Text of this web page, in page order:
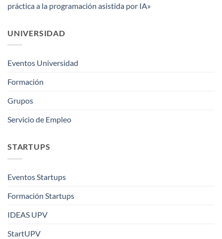
práctica a la programación asistida por IA»
UNIVERSIDAD
Eventos Universidad
Formación
Grupos
Servicio de Empleo
STARTUPS
Eventos Startups
Formación Startups
IDEAS UPV
StartUPV